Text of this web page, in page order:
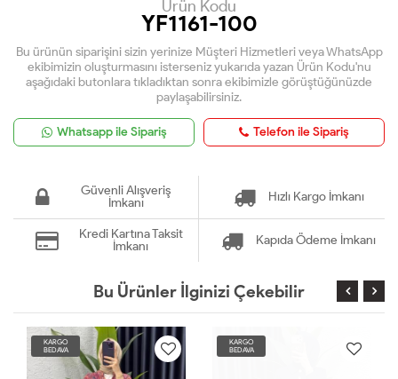
Ürün Kodu
YF1161-100
Bu ürünün siparişini sizin yerinize Müşteri Hizmetleri veya WhatsApp
ekibimizin oluşturmasını isterseniz yukarıda yazan Ürün Kodu'nu
aşağıdaki butonlara tıkladıktan sonra ekibimizle görüştüğünüzde
paylaşabilirsiniz.
Whatsapp ile Sipariş Telefon ile Sipariş
Güvenli Alışveriş
İmkanı
Hızlı Kargo İmkanı
Kredi Kartına Taksit
İmkanı
Kapıda Ödeme İmkanı
Bu Ürünler İlginizi Çekebilir
KARGO
BEDAVA
KARGO
BEDAVA